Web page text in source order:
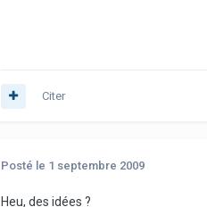
Citer
Posté le 1 septembre 2009
Heu, des idées ?